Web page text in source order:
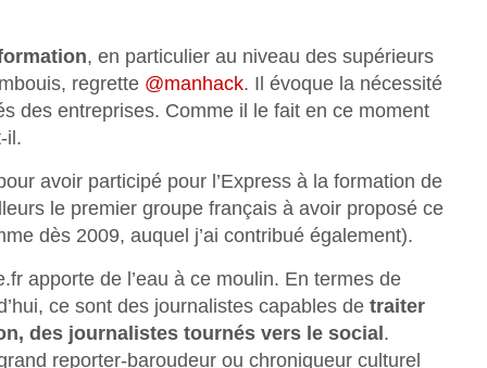
, en particulier au niveau des supérieurs
regrette @manhack. Il évoque la nécessité
des entreprises. Comme il le fait en ce moment
il.
avoir participé pour l’Express à la formation de
le premier groupe français à avoir proposé ce
dès 2009, auquel j’ai contribué également).
apporte de l’eau à ce moulin. En termes de
ce sont des journalistes capables de traiter
des journalistes tournés vers le social .
reporter-baroudeur ou chroniqueur culturel